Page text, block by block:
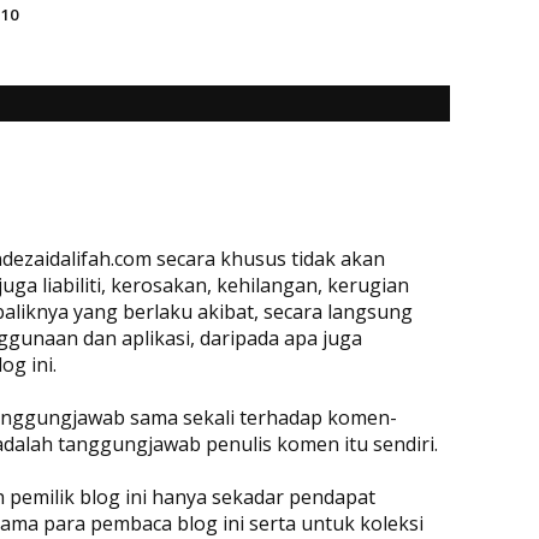
secara khusus tidak akan
liabiliti, kerosakan, kehilangan, kerugian
yang berlaku akibat, secara langsung
dan aplikasi, daripada apa juga
ini.
sama sekali terhadap komen-
tanggungjawab penulis komen itu sendiri.
blog ini hanya sekadar pendapat
para pembaca blog ini serta untuk koleksi